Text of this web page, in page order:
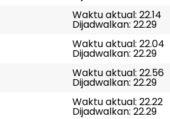
Waktu aktual: 22.14
Dijadwalkan: 22.29
Waktu aktual: 22.04
Dijadwalkan: 22.29
Waktu aktual: 22.56
Dijadwalkan: 22.29
Waktu aktual: 22.22
Dijadwalkan: 22.29